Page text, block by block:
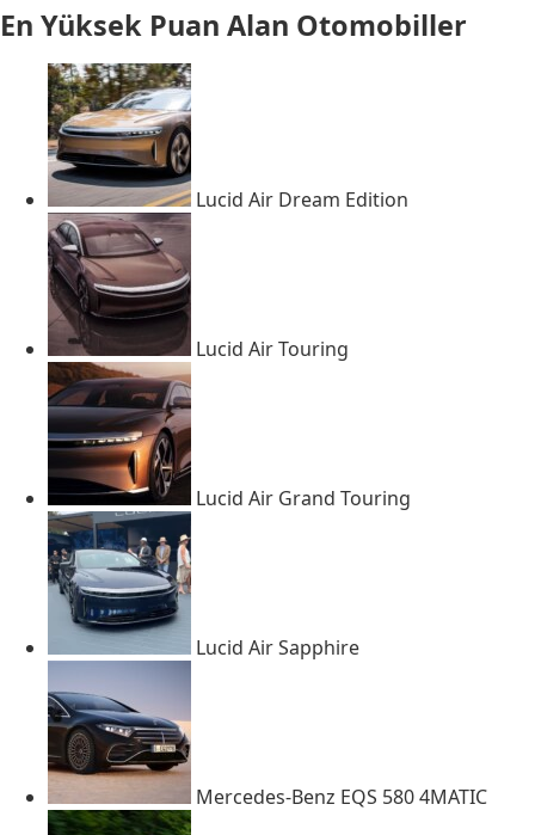
En Yüksek Puan Alan Otomobiller
Lucid Air Dream Edition
Lucid Air Touring
Lucid Air Grand Touring
Lucid Air Sapphire
Mercedes-Benz EQS 580 4MATIC